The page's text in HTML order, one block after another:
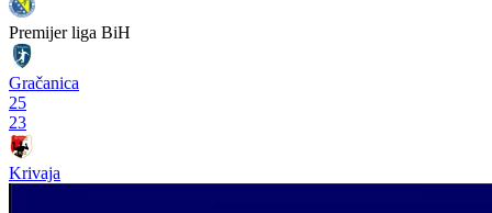
Premijer liga BiH
Gračanica
25
23
Krivaja